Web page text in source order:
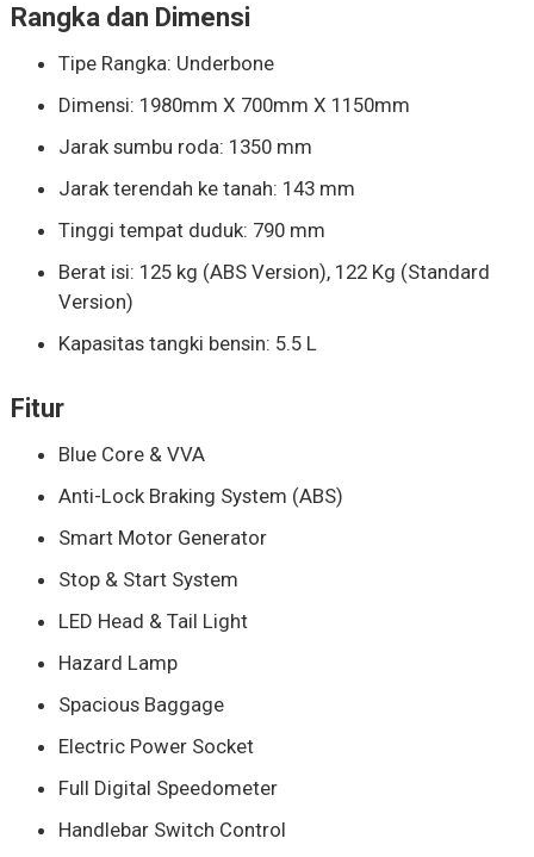
Rangka dan Dimensi
Tipe Rangka: Underbone
Dimensi: 1980mm X 700mm X 1150mm
Jarak sumbu roda: 1350 mm
Jarak terendah ke tanah: 143 mm
Tinggi tempat duduk: 790 mm
Berat isi: 125 kg (ABS Version), 122 Kg (Standard
Version)
Kapasitas tangki bensin: 5.5 L
Fitur
Blue Core & VVA
Anti-Lock Braking System (ABS)
Smart Motor Generator
Stop & Start System
LED Head & Tail Light
Hazard Lamp
Spacious Baggage
Electric Power Socket
Full Digital Speedometer
Handlebar Switch Control